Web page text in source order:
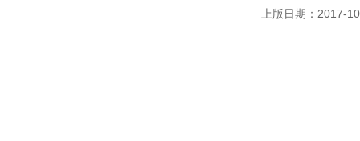
上版日期：2017-